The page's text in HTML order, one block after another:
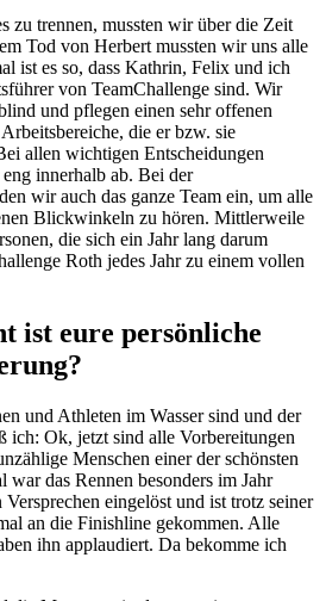
zu trennen, mussten wir über die Zeit
Tod von Herbert mussten wir uns alle
ist es so, dass Kathrin, Felix und ich
von TeamChallenge sind. Wir
und pflegen einen sehr offenen
die er bzw. sie
allen wichtigen Entscheidungen
innerhalb ab. Bei der
wir auch das ganze Team ein, um alle
Blickwinkeln zu hören. Mittlerweile
die sich ein Jahr lang darum
Roth jedes Jahr zu einem vollen
ist eure persönliche
und Athleten im Wasser sind und der
ich: Ok, jetzt sind alle Vorbereitungen
Menschen einer der schönsten
war das Rennen besonders im Jahr
eingelöst und ist trotz seiner
an die Finishline gekommen. Alle
ihn applaudiert. Da bekomme ich